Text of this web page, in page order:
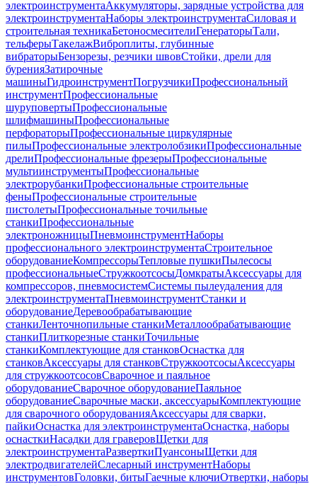
электроинструментаАккумуляторы, зарядные устройства для
электроинструментаНаборы электроинструментаСиловая и
строительная техникаБетоносмесителиГенераторыТали,
тельферыТакелажВиброплиты, глубинные
вибраторыБензорезы, резчики швовСтойки, дрели для
буренияЗатирочные
машиныГидроинструментПогрузчикиПрофессиональный
инструментПрофессиональные
шуруповертыПрофессиональные
шлифмашиныПрофессиональные
перфораторыПрофессиональные циркулярные
пилыПрофессиональные электролобзикиПрофессиональные
дрелиПрофессиональные фрезерыПрофессиональные
мультиинструментыПрофессиональные
электрорубанкиПрофессиональные строительные
феныПрофессиональные строительные
пистолетыПрофессиональные точильные
станкиПрофессиональные
электроножницыПневмоинструментНаборы
профессионального электроинструментаСтроительное
оборудованиеКомпрессорыТепловые пушкиПылесосы
профессиональныеСтружкоотсосыДомкратыАксессуары для
компрессоров, пневмосистемСистемы пылеудаления для
электроинструментаПневмоинструментСтанки и
оборудованиеДеревообрабатывающие
станкиЛенточнопильные станкиМеталлообрабатывающие
станкиПлиткорезные станкиТочильные
станкиКомплектующие для станковОснастка для
станковАксессуары для станковСтружкоотсосыАксессуары
для стружкоотсосовСварочное и паяльное
оборудованиеСварочное оборудованиеПаяльное
оборудованиеСварочные маски, аксессуарыКомплектующие
для сварочного оборудованияАксессуары для сварки,
пайкиОснастка для электроинструментаОснастка, наборы
оснасткиНасадки для граверовЩетки для
электроинструментаРазверткиПуансоныЩетки для
электродвигателейСлесарный инструментНаборы
инструментовГоловки, битыГаечные ключиОтвертки, наборы